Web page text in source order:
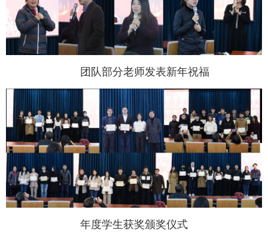
团队部分老师发表新年祝福
年度学生获奖颁奖仪式